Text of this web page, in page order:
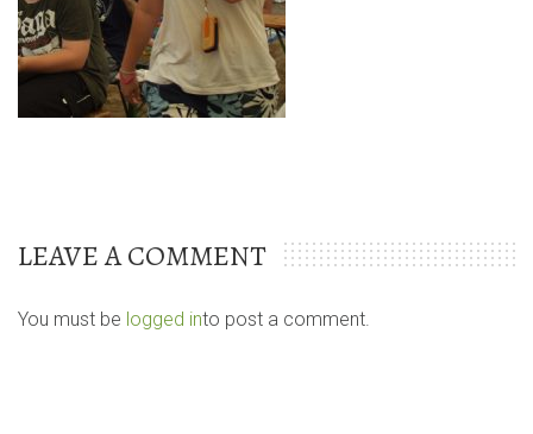
LEAVE A COMMENT
You must be logged into post a comment.